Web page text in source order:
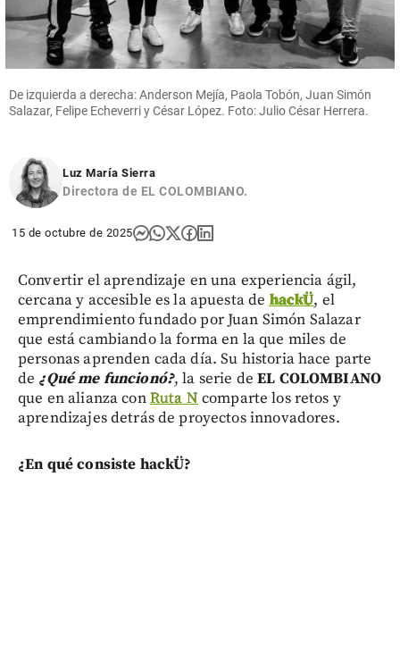
De izquierda a derecha: Anderson Mejía, Paola Tobón, Juan Simón
Salazar, Felipe Echeverri y César López. Foto: Julio César Herrera.
Luz María Sierra
Directora de EL COLOMBIANO.
15 de octubre de 2025
Convertir el aprendizaje en una experiencia ágil,
cercana y accesible es la apuesta de hackÜ, el
emprendimiento fundado por Juan Simón Salazar
que está cambiando la forma en la que miles de
personas aprenden cada día. Su historia hace parte
de ¿Qué me funcionó?, la serie deEL COLOMBIANO
que en alianza conRuta N comparte los retos y
aprendizajes detrás de proyectos innovadores.
¿En qué consiste hackÜ?